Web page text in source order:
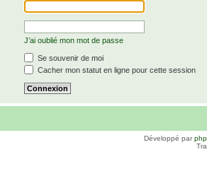
J’ai oublié mon mot de passe
Se souvenir de moi
Cacher mon statut en ligne pour cette session
Développé par